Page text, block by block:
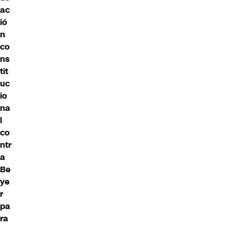
ac
ió
n
co
ns
tit
uc
io
na
l
co
ntr
a
Be
ye
r
pa
ra